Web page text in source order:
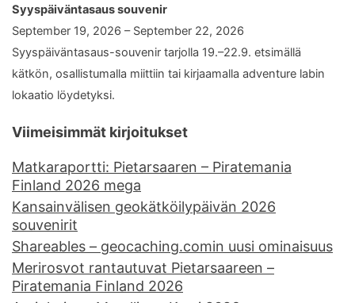
Syyspäiväntasaus souvenir
September 19, 2026 – September 22, 2026
Syyspäiväntasaus-souvenir tarjolla 19.–22.9. etsimällä
kätkön, osallistumalla miittiin tai kirjaamalla adventure labin
lokaatio löydetyksi.
Viimeisimmät kirjoitukset
Matkaraportti: Pietarsaaren – Piratemania
Finland 2026 mega
Kansainvälisen geokätköilypäivän 2026
souvenirit
Shareables – geocaching.comin uusi ominaisuus
Merirosvot rantautuvat Pietarsaareen –
Piratemania Finland 2026